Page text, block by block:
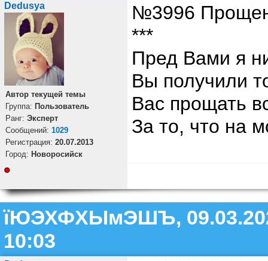
Dedusya
Автор текущей темы
Группа: Пользователь
Ранг: Эксперт
Cообщений: 1029
Регистрация: 20.07.2013
Город: Новоросийск
№3996
***
Пред Вами я
Вы получили
Вас прощать
За то, что на
їЮЭХФХЫмЭШЪ,
10:03